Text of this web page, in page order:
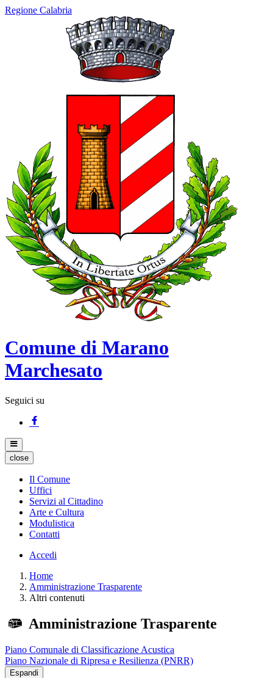
Regione Calabria
Comune di Marano
Marchesato
Seguici su
close
Il Comune
Uffici
Servizi al Cittadino
Arte e Cultura
Modulistica
Contatti
Accedi
Home
Amministrazione Trasparente
Altri contenuti
Amministrazione Trasparente
Piano Comunale di Classificazione Acustica
Piano Nazionale di Ripresa e Resilienza (PNRR)
Espandi